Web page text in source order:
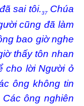
sai tôi.37Chúa
cũng đã làm
bao giờ nghe
thấy tôn nhan
cho lời Người ở
ông không tin
Các ông nghiên